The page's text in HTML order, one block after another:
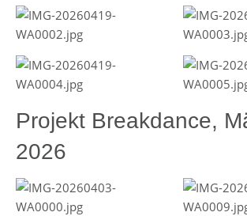
Projekt Breakdance,
2026